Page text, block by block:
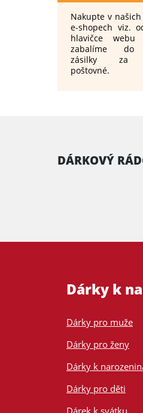
Nakupte v
e-shopech viz.
hlavičce
zabalíme do
zásilky za
poštovné.
DÁRKOVÝ
Dárky k
Dárky pro muže
Dárky pro ženy
Dárky k
Dárky pro děti
Dárek k svátku